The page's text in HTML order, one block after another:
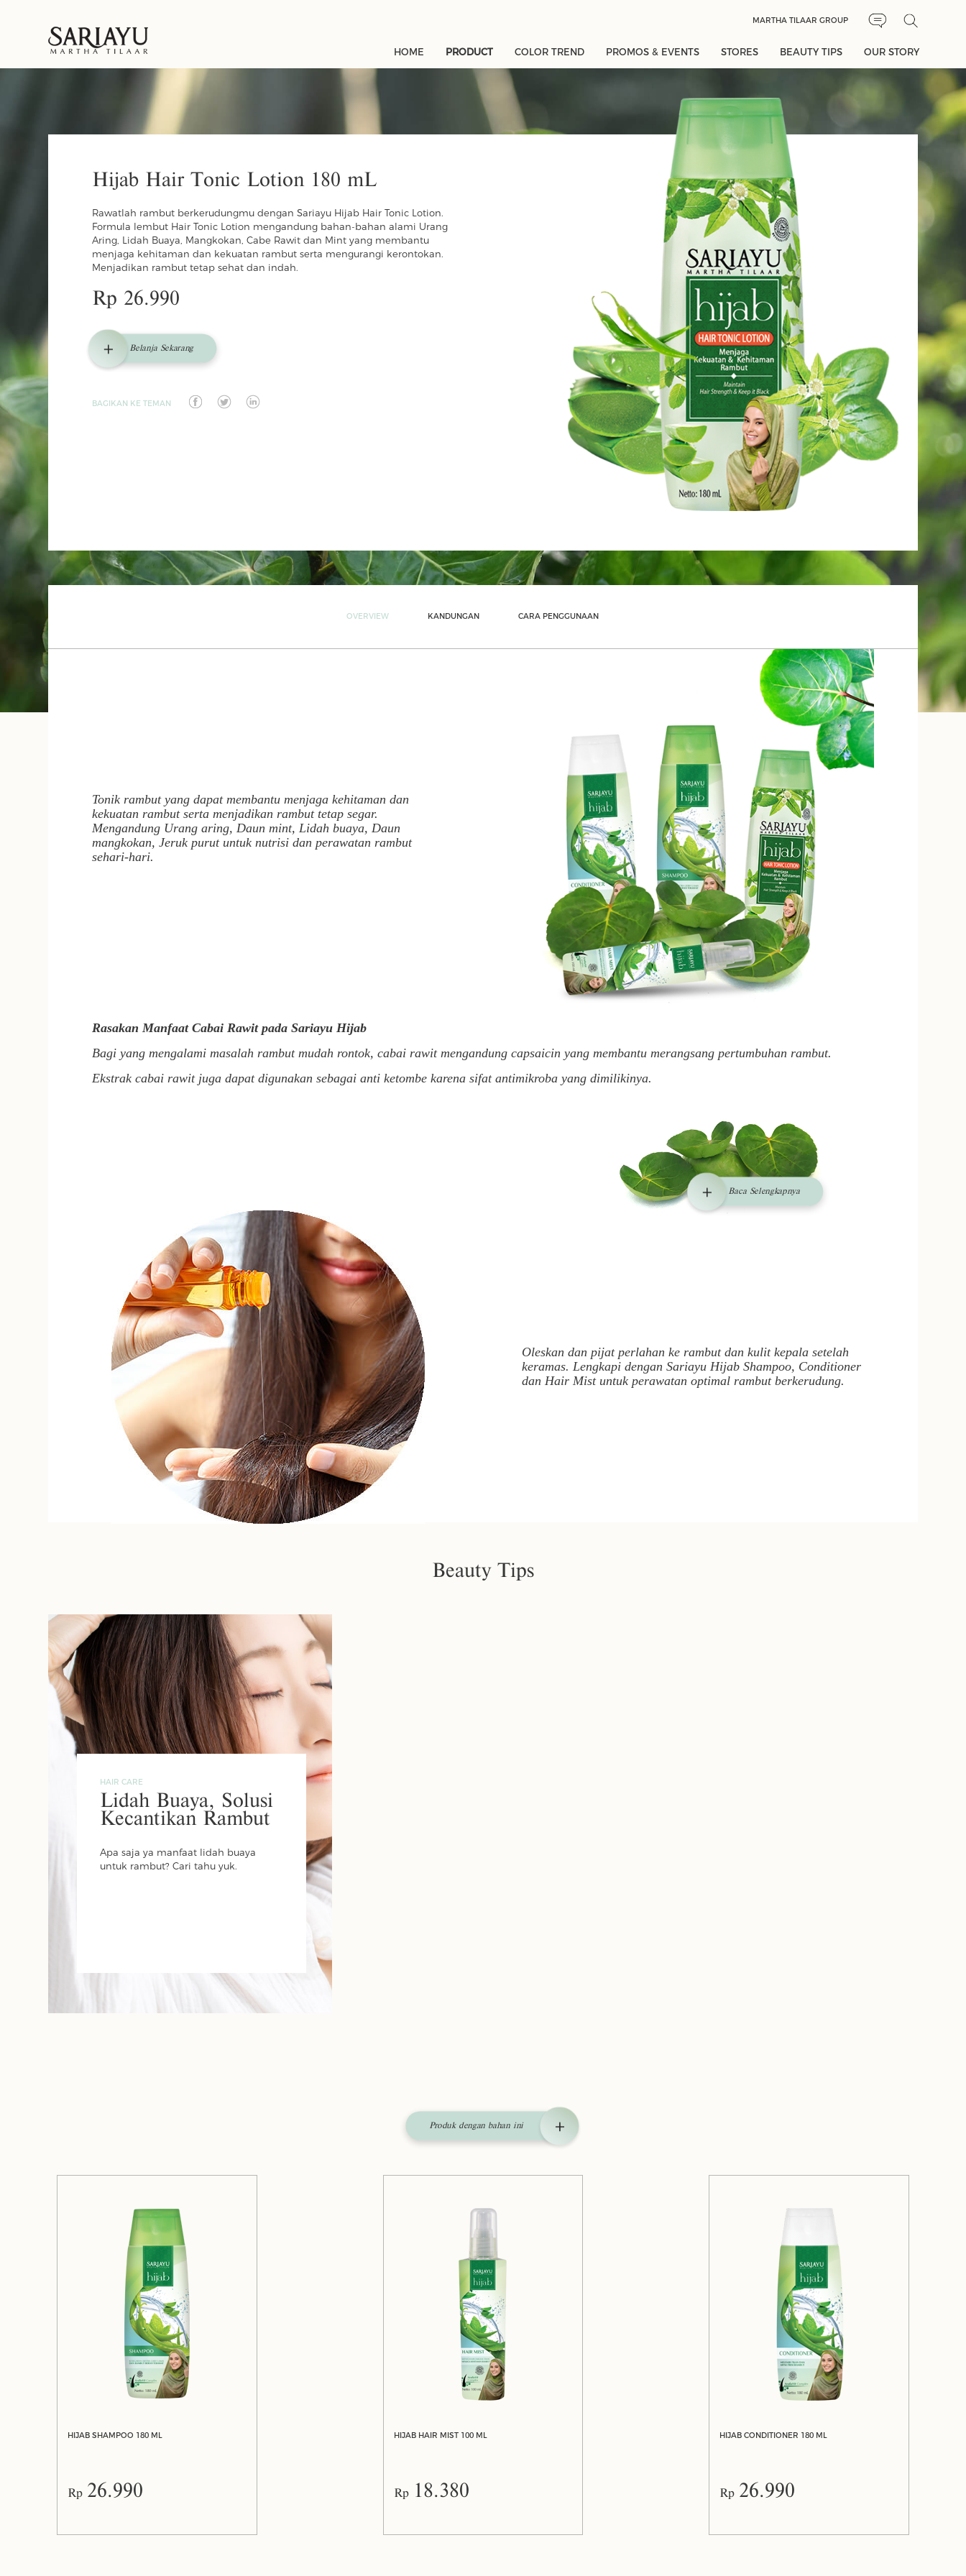
MARTHA TILAAR GROUP
HOME PRODUCT COLOR TREND PROMOS & EVENTS STORES BEAUTY TIPS OUR STORY
Hijab Hair Tonic Lotion 180 mL
Rawatlah rambut berkerudungmu dengan Sariayu Hijab Hair Tonic Lotion.
Formula lembut Hair Tonic Lotion mengandung bahan-bahan alami Urang
Aring, Lidah Buaya, Mangkokan, Cabe Rawit dan Mint yang membantu
menjaga kehitaman dan kekuatan rambut serta mengurangi kerontokan.
Menjadikan rambut tetap sehat dan indah.
Rp 26.990
Belanja Sekarang
BAGIKAN KE TEMAN
OVERVIEW KANDUNGAN CARA PENGGUNAAN
Tonik rambut yang dapat membantu menjaga kehitaman dan
kekuatan rambut serta menjadikan rambut tetap segar.
Mengandung Urang aring, Daun mint, Lidah buaya, Daun
mangkokan, Jeruk purut untuk nutrisi dan perawatan rambut
sehari-hari.
Rasakan Manfaat Cabai Rawit pada Sariayu Hijab
Bagi yang mengalami masalah rambut mudah rontok, cabai rawit mengandung capsaicin yang membantu merangsang pertumbuhan rambut.
Ekstrak cabai rawit juga dapat digunakan sebagai anti ketombe karena sifat antimikroba yang dimilikinya.
Baca Selengkapnya
Oleskan dan pijat perlahan ke rambut dan kulit kepala setelah
keramas. Lengkapi dengan Sariayu Hijab Shampoo, Conditioner
dan Hair Mist untuk perawatan optimal rambut berkerudung.
Beauty Tips
HAIR CARE
Lidah Buaya, Solusi
Kecantikan Rambut
Apa saja ya manfaat lidah buaya
untuk rambut? Cari tahu yuk.
Produk dengan bahan ini
HIJAB SHAMPOO 180 ML
Rp 26.990
HIJAB HAIR MIST 100 ML
Rp 18.380
HIJAB CONDITIONER 180 ML
Rp 26.990